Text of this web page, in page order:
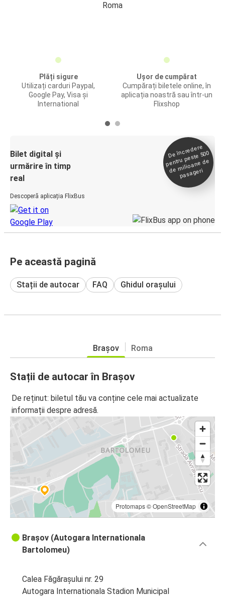
Roma
Plăți sigure
Utilizați carduri Paypal,
Google Pay, Visa și
International
Ușor de cumpărat
Cumpărați biletele online, în
aplicația noastră sau într-un
Flixshop
Bilet digital și
urmărire în timp
real
Descoperă aplicația FlixBus
De încredere
pentru peste 500
de
milioane de
pasageri
Pe această pagină
Stații de autocar FAQ Ghidul orașului
Brașov Roma
Stații de autocar în Brașov
De reținut: biletul tău va conține cele mai actualizate
informații despre adresă.
Protomaps©OpenStreetMap
Brașov (Autogara Internationala
Bartolomeu)
Calea Făgărașului nr. 29
Autogara Internationala Stadion Municipal